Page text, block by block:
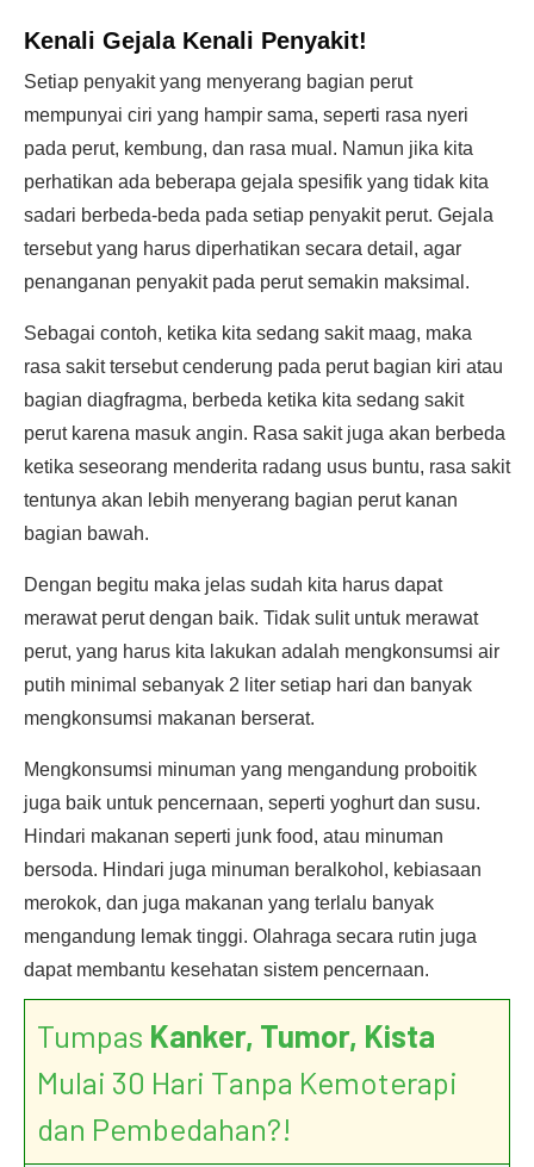
Kenali Gejala Kenali Penyakit!
Setiap penyakit yang menyerang bagian perut
mempunyai ciri yang hampir sama, seperti rasa nyeri
pada perut, kembung, dan rasa mual. Namun jika kita
perhatikan ada beberapa gejala spesifik yang tidak kita
sadari berbeda-beda pada setiap penyakit perut. Gejala
tersebut yang harus diperhatikan secara detail, agar
penanganan penyakit pada perut semakin maksimal.
Sebagai contoh, ketika kita sedang sakit maag, maka
rasa sakit tersebut cenderung pada perut bagian kiri atau
bagian diagfragma, berbeda ketika kita sedang sakit
perut karena masuk angin. Rasa sakit juga akan berbeda
ketika seseorang menderita radang usus buntu, rasa sakit
tentunya akan lebih menyerang bagian perut kanan
bagian bawah.
Dengan begitu maka jelas sudah kita harus dapat
merawat perut dengan baik. Tidak sulit untuk merawat
perut, yang harus kita lakukan adalah mengkonsumsi air
putih minimal sebanyak 2 liter setiap hari dan banyak
mengkonsumsi makanan berserat.
Mengkonsumsi minuman yang mengandung proboitik
juga baik untuk pencernaan, seperti yoghurt dan susu.
Hindari makanan seperti junk food, atau minuman
bersoda. Hindari juga minuman beralkohol, kebiasaan
merokok, dan juga makanan yang terlalu banyak
mengandung lemak tinggi. Olahraga secara rutin juga
dapat membantu kesehatan sistem pencernaan.
Tumpas Kanker, Tumor, Kista
Mulai 30 Hari Tanpa Kemoterapi
dan Pembedahan?!